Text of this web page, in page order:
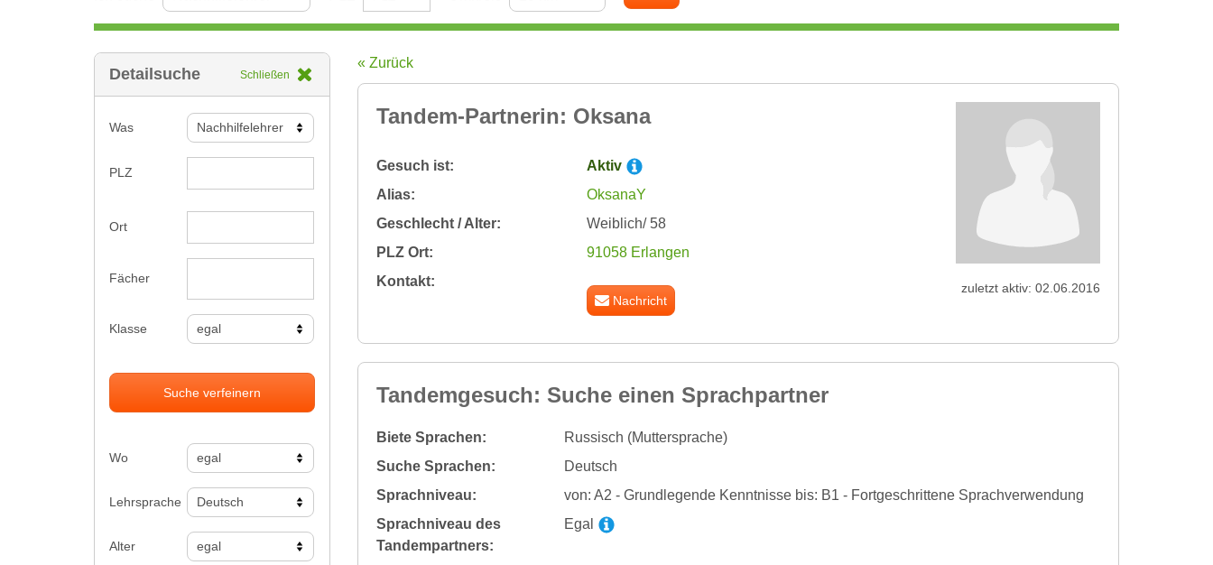
Detailsuche Schließen
Was
PLZ
Ort
Fächer
Klasse
Suche verfeinern
Wo
Lehrsprache
Alter
« Zurück
Tandem-Partnerin: Oksana
Gesuch ist:
Aktiv
Alias:
OksanaY
Geschlecht / Alter:
Weiblich/ 58
PLZ Ort:
91058 Erlangen
Kontakt:
Nachricht
zuletzt aktiv: 02.06.2016
Tandemgesuch: Suche einen Sprachpartner
Biete Sprachen:
Russisch (Muttersprache)
Suche Sprachen:
Deutsch
Sprachniveau:
von: A2 - Grundlegende Kenntnisse bis: B1 - Fortgeschrittene Sprachverwendung
Sprachniveau des
Tandempartners:
Egal